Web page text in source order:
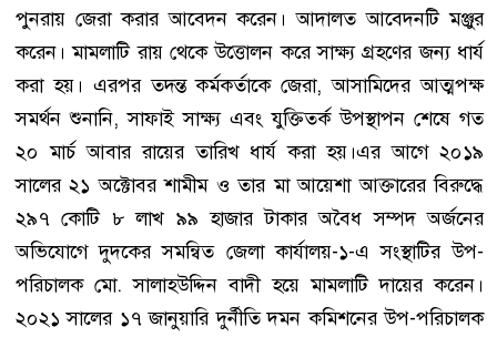
পুনরায় জেরা করার আবেদন করেন। আদালত আবেদনটি মঞ্জুর
করেন। মামলাটি রায় থেকে উত্তোলন করে সাক্ষ্য গ্রহণের জন্য ধার্য
করা হয়। এরপর তদন্ত কর্মকর্তাকে জেরা, আসামিদের আত্মপক্ষ
সমর্থন শুনানি, সাফাই সাক্ষ্য এবং যুক্তিতর্ক উপস্থাপন শেষে গত
২০ মার্চ আবার রায়ের তারিখ ধার্য করা হয়।এর আগে ২০১৯
সালের ২১ অক্টোবর শামীম ও তার মা আয়েশা আক্তারের বিরুদ্ধে
২৯৭ কোটি ৮ লাখ ৯৯ হাজার টাকার অবৈধ সম্পদ অর্জনের
অভিযোগে দুদকের সমন্বিত জেলা কার্যালয়-১-এ সংস্থাটির উপ-
পরিচালক মো. সালাহউদ্দিন বাদী হয়ে মামলাটি দায়ের করেন।
২০২১ সালের ১৭ জানুয়ারি দুর্নীতি দমন কমিশনের উপ-পরিচালক